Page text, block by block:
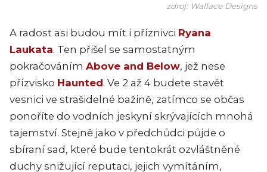
zdroj: Wallace Designs
A radost asi budou mít i příznivci Ryana
Laukata. Ten přišel se samostatným
pokračováním Above and Below, jež nese
přízvisko Haunted. Ve 2 až 4 budete stavět
vesnici ve strašidelné bažině, zatímco se občas
ponoříte do vodních jeskyní skrývajících mnohá
tajemství. Stejně jako v předchůdci půjde o
sbíraní sad, které bude tentokrát ozvláštněné
duchy snižující reputaci, jejich vymítáním,